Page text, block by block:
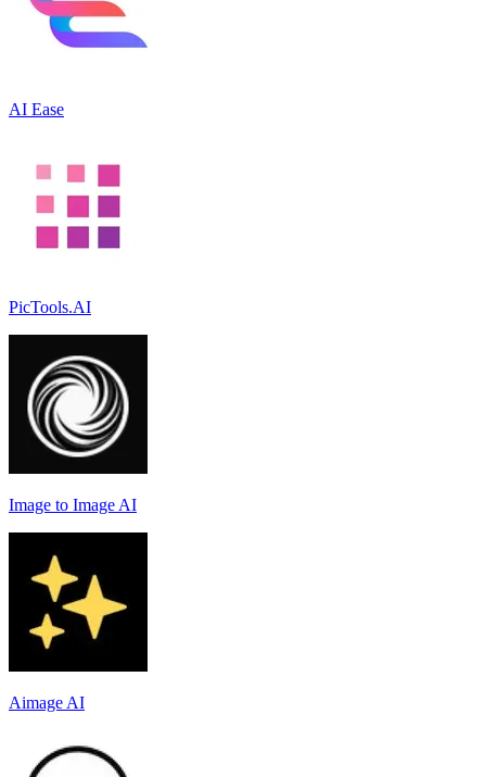
AI Ease
PicTools.AI
Image to Image AI
Aimage AI